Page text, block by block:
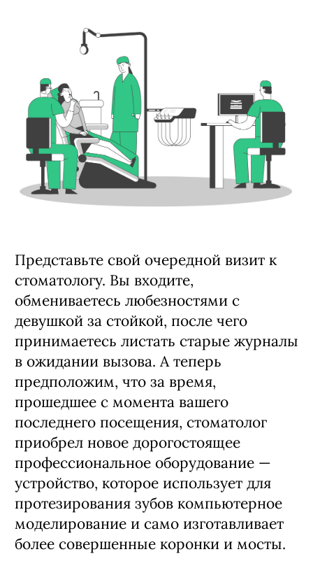
Представьте свой очередной визит к
стоматологу. Вы входите,
обмениваетесь любезностями с
девушкой за стойкой, после чего
принимаетесь листать старые журналы
в ожидании вызова. А теперь
предположим, что за время,
прошедшее с момента вашего
последнего посещения, стоматолог
приобрел новое дорогостоящее
профессиональное оборудование —
устройство, которое использует для
протезирования зубов компьютерное
моделирование и само изготавливает
более совершенные коронки и мосты.